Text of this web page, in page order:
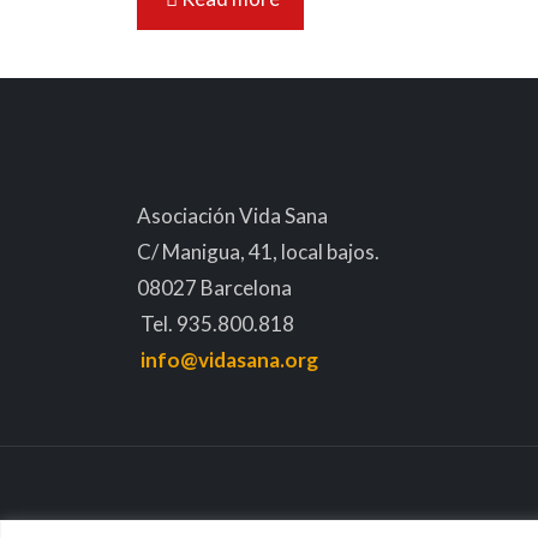
Asociación Vida Sana
C/ Manigua, 41, local bajos.
08027 Barcelona
Tel. 935.800.818
info@vidasana.org